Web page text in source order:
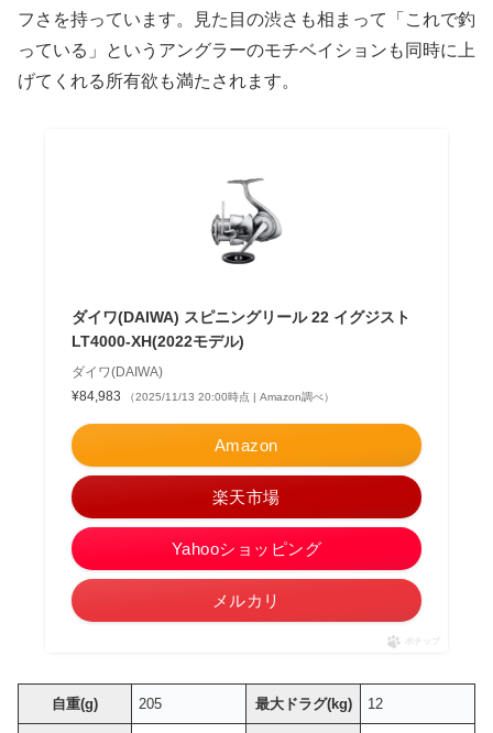
フさを持っています。見た目の渋さも相まって「これで釣
っている」というアングラーのモチベイションも同時に上
げてくれる所有欲も満たされます。
ダイワ(DAIWA) スピニングリール 22 イグジスト
LT4000-XH(2022モデル)
ダイワ(DAIWA)
¥84,983
（2025/11/13 20:00時点 | Amazon調べ）
Amazon
楽天市場
Yahooショッピング
メルカリ
ポチップ
自重(g) 205 最大ドラグ(kg) 12